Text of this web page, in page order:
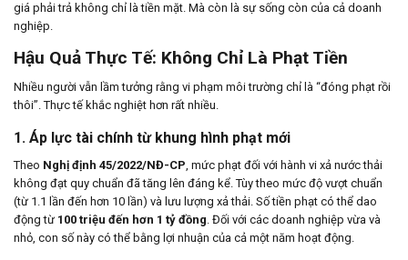
giá phải trả không chỉ là tiền mặt. Mà còn là sự sống còn của cả doanh
nghiệp.
Hậu Quả Thực Tế: Không Chỉ Là Phạt Tiền
Nhiều người vẫn lầm tưởng rằng vi phạm môi trường chỉ là “đóng phạt rồi
thôi”. Thực tế khắc nghiệt hơn rất nhiều.
1. Áp lực tài chính từ khung hình phạt mới
Theo Nghị định 45/2022/NĐ-CP , mức phạt đối với hành vi xả nước thải
không đạt quy chuẩn đã tăng lên đáng kể. Tùy theo mức độ vượt chuẩn
(từ 1.1 lần đến hơn 10 lần) và lưu lượng xả thải. Số tiền phạt có thể dao
động từ 100 triệu đến hơn 1 tỷ đồng . Đối với các doanh nghiệp vừa và
nhỏ, con số này có thể bằng lợi nhuận của cả một năm hoạt động.